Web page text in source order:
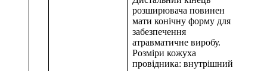
розширювача повинен
мати конічну форму для
забезпечення
атравматичне виробу.
Розміри кожуха
провідника: внутрішний